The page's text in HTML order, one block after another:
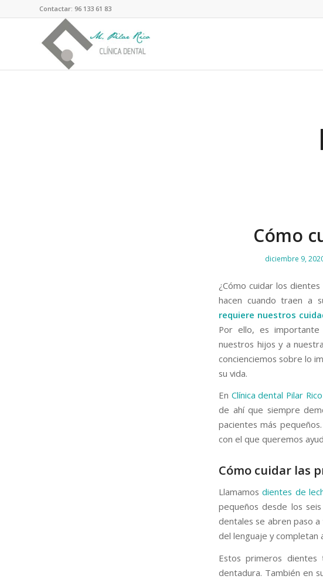
Contactar: 96 133 61 83
Cómo
diciembre 9,
¿Cómo cuidar los
hacen cuando traen a
requiere nuestros
Por ello, es
nuestros hijos y a
concienciemos sobre lo
su vida.
En Clínica dental Pilar Rico
de ahí que siempre
pacientes más
con el que queremos
Cómo cuidar las
Llamamos dientes de
pequeños desde los
dentales se abren paso
del lenguaje y completan
Estos primeros dientes
dentadura. También en